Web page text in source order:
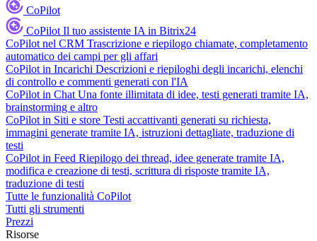
CoPilot
CoPilot Il tuo assistente IA in Bitrix24
CoPilot nel CRM Trascrizione e riepilogo chiamate, completamento
automatico dei campi per gli affari
CoPilot in Incarichi Descrizioni e riepiloghi degli incarichi, elenchi
di controllo e commenti generati con l'IA
CoPilot in Chat Una fonte illimitata di idee, testi generati tramite IA,
brainstorming e altro
CoPilot in Siti e store Testi accattivanti generati su richiesta,
immagini generate tramite IA, istruzioni dettagliate, traduzione di
testi
CoPilot in Feed Riepilogo dei thread, idee generate tramite IA,
modifica e creazione di testi, scrittura di risposte tramite IA,
traduzione di testi
Tutte le funzionalità CoPilot
Tutti gli strumenti
Prezzi
Risorse